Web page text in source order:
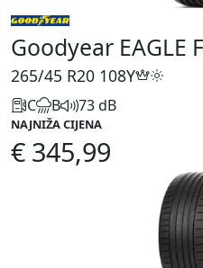
Goodyear EAGLE
265/45 R20 108Y
C B 73 dB
NAJNIŽA CIJENA
€ 345,99